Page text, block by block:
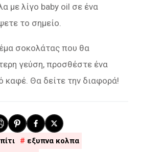
με λίγο baby oil σε ένα
το σημείο.
σοκολάτας που θα
γεύση, προσθέστε ένα
καφέ. Θα δείτε την διαφορά!
εξυπνα κολπα